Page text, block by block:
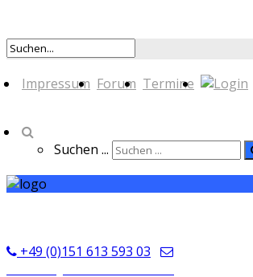
Impressum Forum Termine
Suchen ...
+49 (0)151 613 593 03